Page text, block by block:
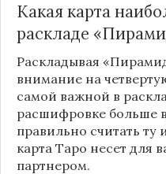
Какая карта
раскладе
Раскладывая
внимание на
самой важной в
расшифровке больше
правильно считать
карта Таро несет для
партнером.